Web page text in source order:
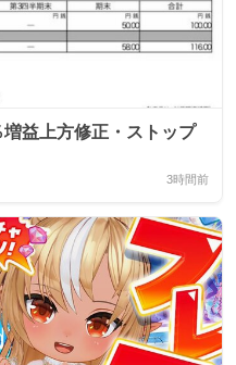
益上方修正・ストップ
3時間前